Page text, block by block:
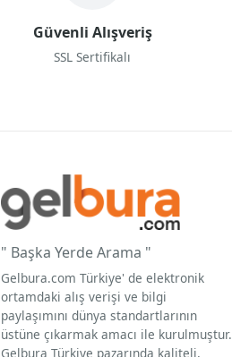
Güvenli Alışveriş
SSL Sertifikalı
" Başka Yerde Arama "
Gelbura.com Türkiye' de elektronik
ortamdaki alış verişi ve bilgi
paylaşımını dünya standartlarının
üstüne çıkarmak amacı ile kurulmuştur.
Gelbura Türkiye pazarında kaliteli,